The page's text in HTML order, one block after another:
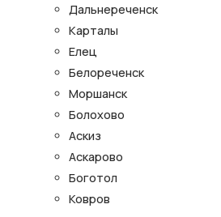
Дальнереченск
Карталы
Елец
Белореченск
Моршанск
Болохово
Аскиз
Аскарово
Боготол
Ковров